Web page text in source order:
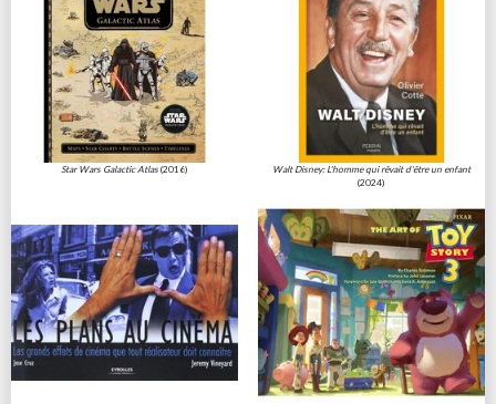
Star Wars Galactic Atlas (2016)
Walt Disney: L'homme qui rêvait d'être un enfant
(2024)